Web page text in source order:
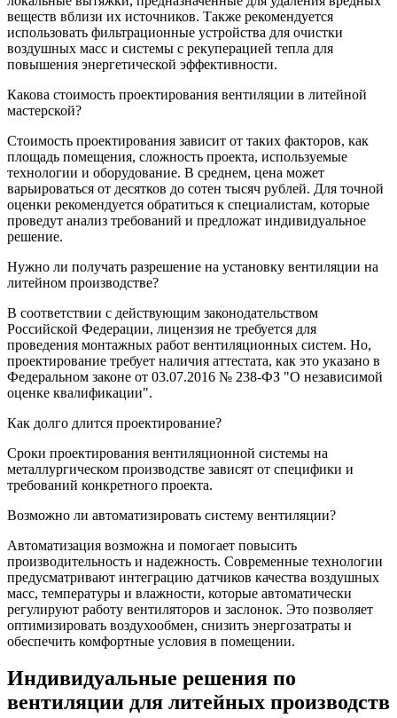
веществ вблизи их источников. Также рекомендуется
использовать фильтрационные устройства для очистки
воздушных масс и системы с рекуперацией тепла для
повышения энергетической эффективности.
Какова стоимость проектирования вентиляции в литейной
мастерской?
Стоимость проектирования зависит от таких факторов, как
площадь помещения, сложность проекта, используемые
технологии и оборудование. В среднем, цена может
варьироваться от десятков до сотен тысяч рублей. Для точной
оценки рекомендуется обратиться к специалистам, которые
проведут анализ требований и предложат индивидуальное
решение.
Нужно ли получать разрешение на установку вентиляции на
литейном производстве?
В соответствии с действующим законодательством
Российской Федерации, лицензия не требуется для
проведения монтажных работ вентиляционных систем. Но,
проектирование требует наличия аттестата, как это указано в
Федеральном законе от 03.07.2016 № 238-ФЗ "О независимой
оценке квалификации".
Как долго длится проектирование?
Сроки проектирования вентиляционной системы на
металлургическом производстве зависят от специфики и
требований конкретного проекта.
Возможно ли автоматизировать систему вентиляции?
Автоматизация возможна и помогает повысить
производительность и надежность. Современные технологии
предусматривают интеграцию датчиков качества воздушных
масс, температуры и влажности, которые автоматически
регулируют работу вентиляторов и заслонок. Это позволяет
оптимизировать воздухообмен, снизить энергозатраты и
обеспечить комфортные условия в помещении.
Индивидуальные решения по
вентиляции для литейных производств